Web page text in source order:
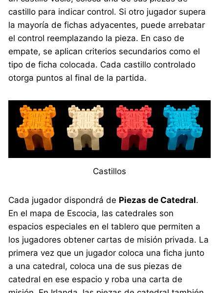
castillo para indicar control. Si otro jugador supera
la mayoría de fichas adyacentes, puede arrebatar
el control reemplazando la pieza. En caso de
empate, se aplican criterios secundarios como el
tipo de ficha colocada. Cada castillo controlado
otorga puntos al final de la partida.
Castillos
Cada jugador dispondrá de Piezas de Catedral.
En el mapa de Escocia, las catedrales son
espacios especiales en el tablero que permiten a
los jugadores obtener cartas de misión privada. La
primera vez que un jugador coloca una ficha junto
a una catedral, coloca una de sus piezas de
catedral en ese espacio y roba una carta de